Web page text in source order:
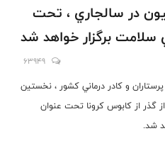
در سالجاري ، تحت
برگزار خواهد شد
63949
و كادر درماني كشور ، نخستين
گذر از كابوس كرونا تحت عنوان
شد.